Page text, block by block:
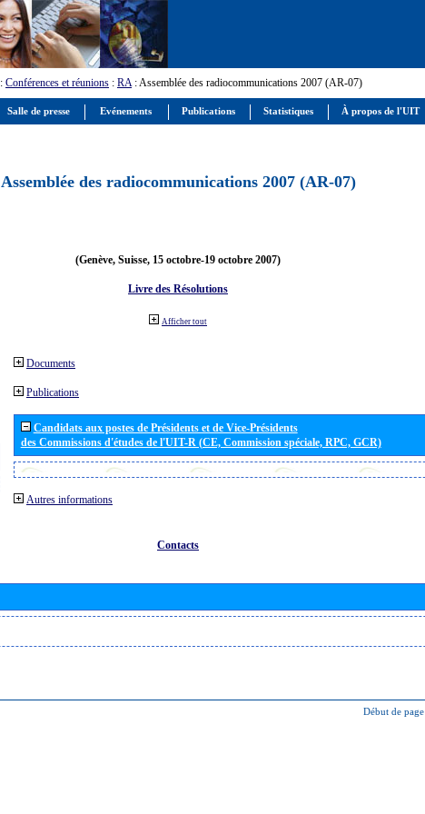
: Conférences et réunions : RA: Assemblée des radiocommunications 2007 (AR-07)
Assemblée des radiocommunications 2007 (AR-07)
(Genève, Suisse, 15 octobre-19 octobre 2007)
Livre des Résolutions
Afficher tout
Documents
Publications
Candidats aux postes de Présidents et de Vice-Présidents
des Commissions d'études de l'UIT-R (CE, Commission spéciale, RPC, GCR)
Autres informations
Contacts
Début de page
Salle de presse Evénements Publications Statistiques À propos de l'UIT